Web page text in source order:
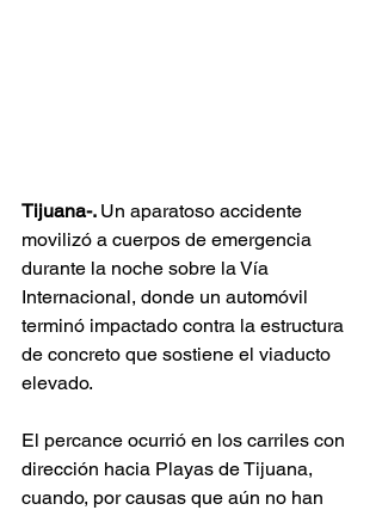
Tijuana-. Un aparatoso accidente
movilizó a cuerpos de emergencia
durante la noche sobre la Vía
Internacional, donde un automóvil
terminó impactado contra la estructura
de concreto que sostiene el viaducto
elevado.
El percance ocurrió en los carriles con
dirección hacia Playas de Tijuana,
cuando, por causas que aún no han